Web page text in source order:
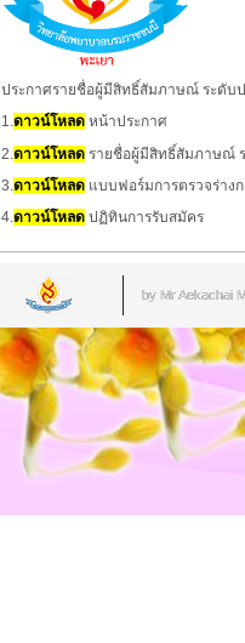
ประกาศรายชื่อผู้มีสิทธิ์สัมภาษณ์ ระดับ
1.ดาวน์โหลด หน้าประกาศ
2. ดาวน์โหลด รายชื่อผู้มีสิทธิ์สัมภาษณ์
3.ดาวน์โหลด แบบฟอร์มการตรวจร่าง
4.ดาวน์โหลด ปฏิทินการรับสมัคร
by Mr.Aekachai